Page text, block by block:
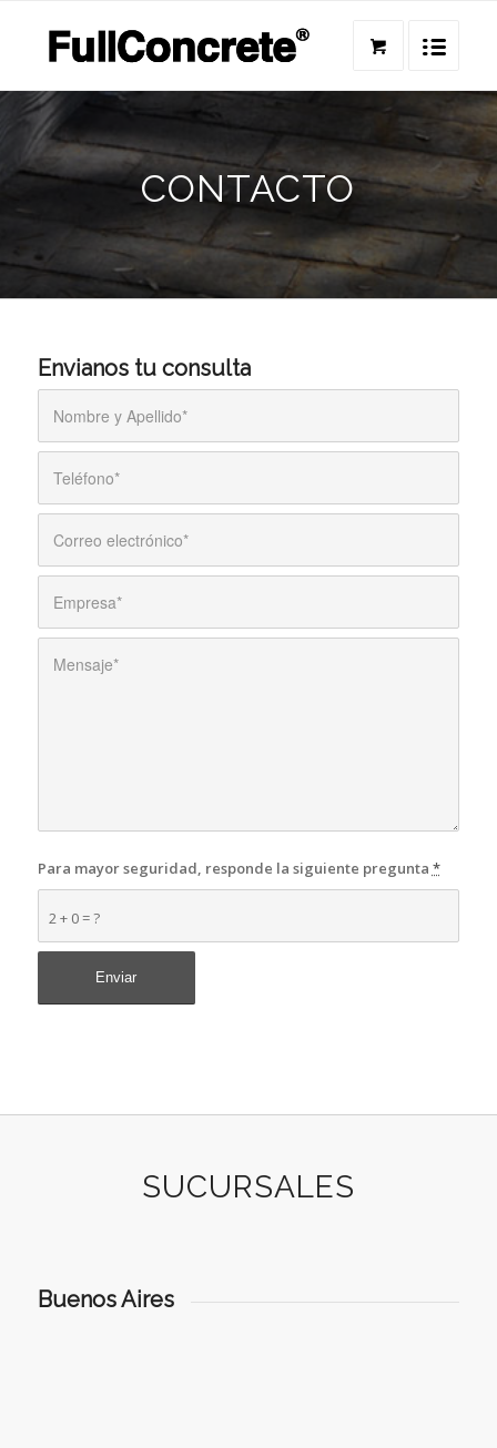
CONTACTO
Envianos tu consulta
2 + 0 = ?
Para mayor seguridad, responde la siguiente pregunta *
SUCURSALES
Buenos Aires